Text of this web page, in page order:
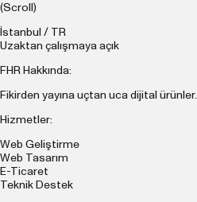
(Scroll)
İstanbul / TR
Uzaktan çalışmaya açık
FHR Hakkında:
Fikirden yayına uçtan uca dijital ürünler.
Hizmetler:
Web Geliştirme
Web Tasarım
E-Ticaret
Teknik Destek